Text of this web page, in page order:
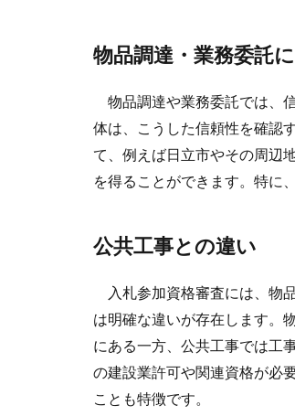
物品調達・業務委託
物品調達や業務委託では、
体は、こうした信頼性を確認
て、例えば日立市やその周辺
を得ることができます。特に
公共工事との違い
入札参加資格審査には、物
は明確な違いが存在します。
にある一方、公共工事では工
の建設業許可や関連資格が必
ことも特徴です。